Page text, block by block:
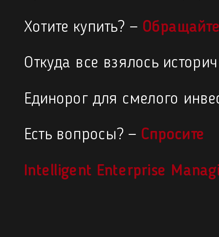
Хотите купить? —
Откуда все взялось
Единорог для смелого
Есть вопросы? — Спросите
Intelligent Enterprise